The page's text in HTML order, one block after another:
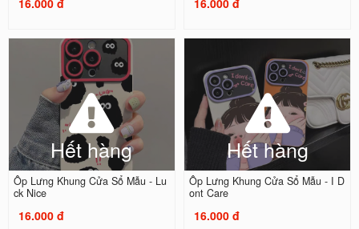
16.000 đ 16.000 đ
Hết hàng
Ốp Lưng Khung Cửa Sổ Mẫu - Lu
ck Nice
16.000 đ
Hết hàng
Ốp Lưng Khung Cửa Sổ Mẫu - I D
ont Care
16.000 đ